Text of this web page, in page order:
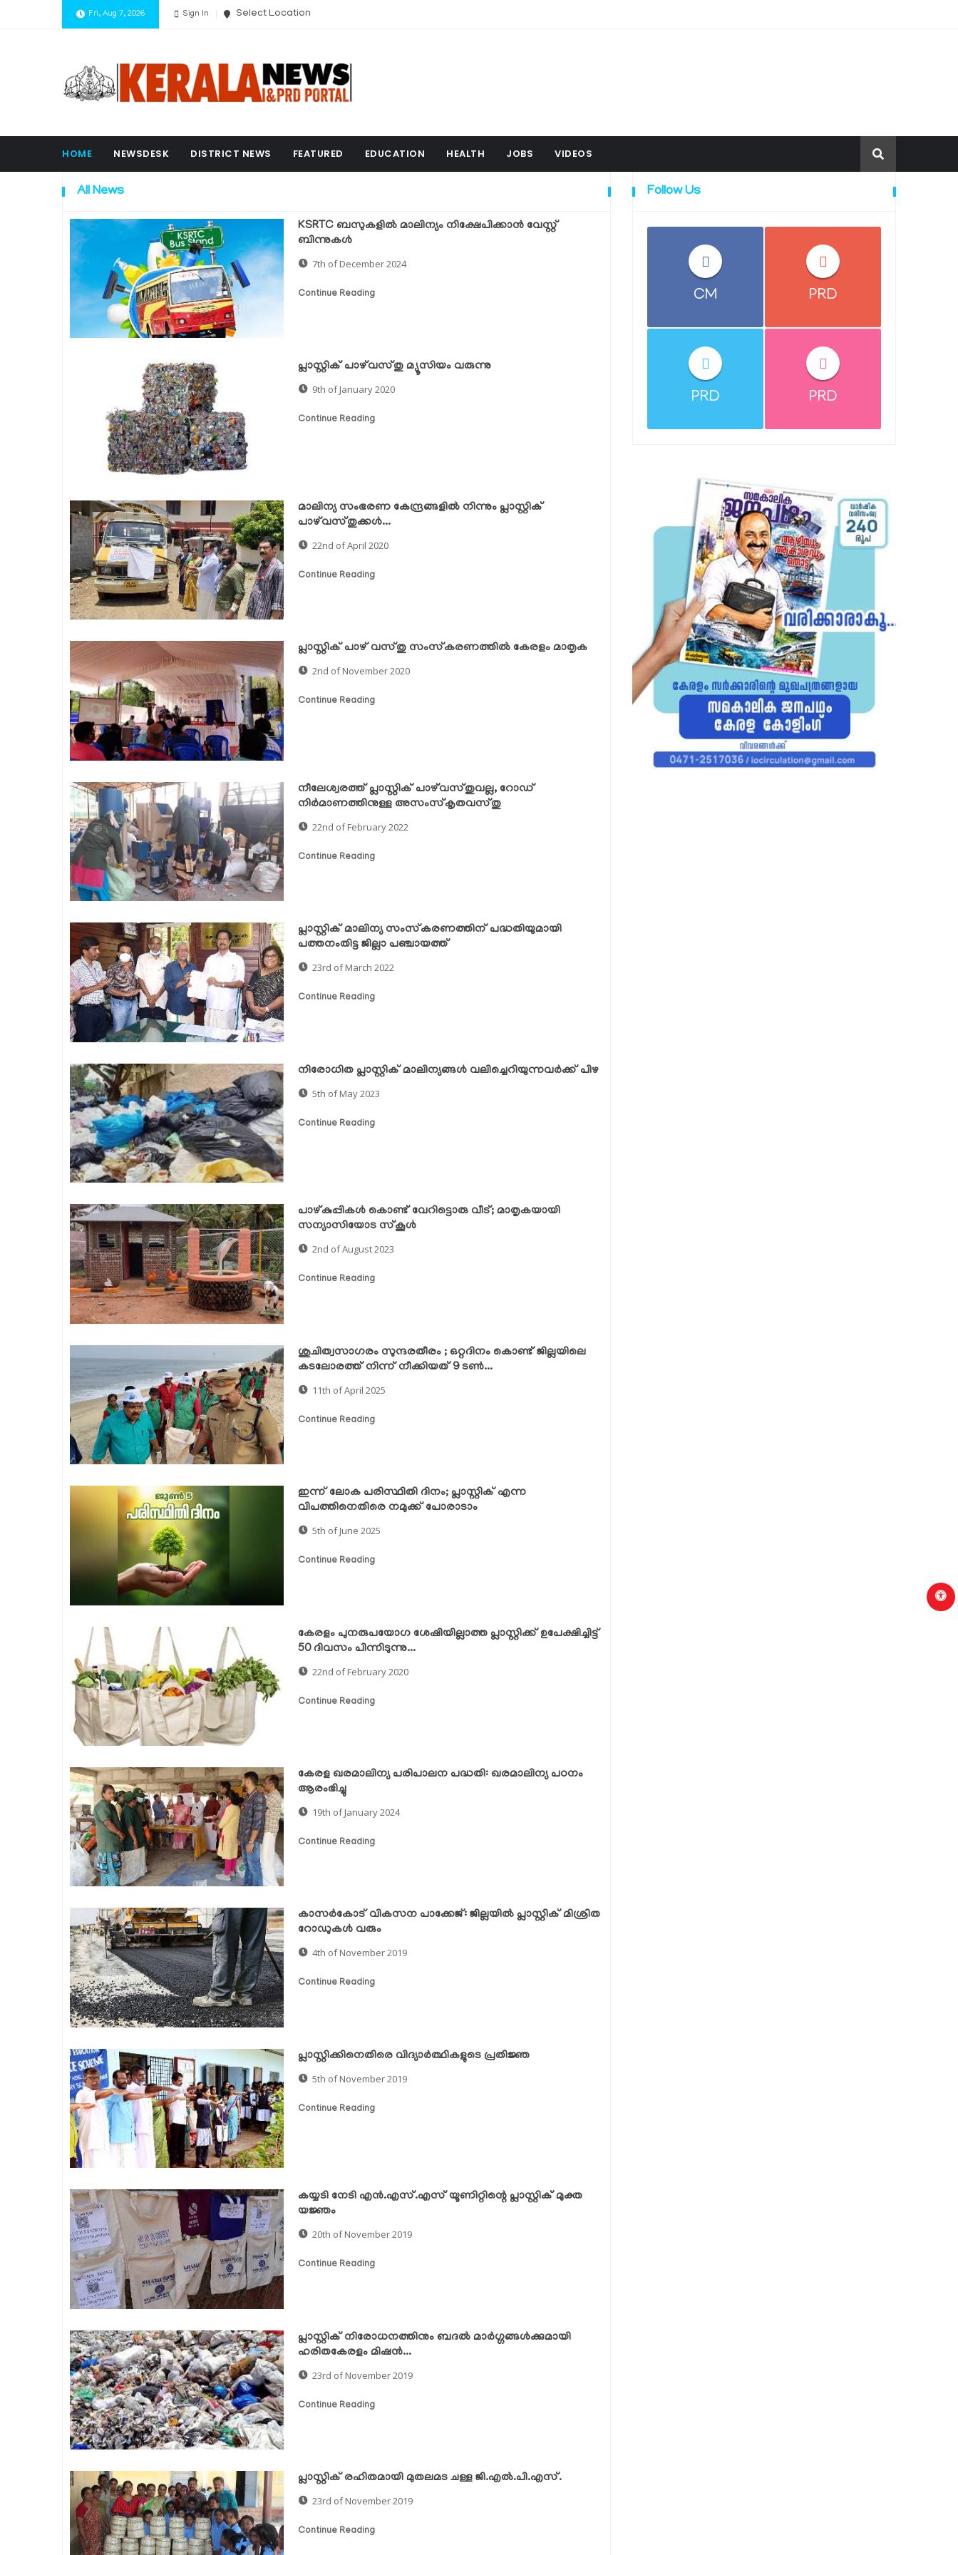
Fri, Aug 7, 2026 Sign In Select Location
HOME NEWSDESK DISTRICT NEWS FEATURED EDUCATION HEALTH JOBS VIDEOS
All News
KSRTC ബസുകളിൽ മാലിന്യം നിക്ഷേപിക്കാൻ വേസ്റ്റ്
ബിന്നുകൾ
7th of December 2024
Continue Reading
പ്ലാസ്റ്റിക് പാഴ്‌വസ്തു മ്യൂസിയം വരുന്നു
9th of January 2020
Continue Reading
മാലിന്യ സംഭരണ കേന്ദ്രങ്ങളില്‍ നിന്നും പ്ലാസ്റ്റിക്
പാഴ്‌വസ്തുക്കള്‍...
22nd of April 2020
Continue Reading
പ്ലാസ്റ്റിക് പാഴ് വസ്തു സംസ്‌കരണത്തില്‍ കേരളം മാതൃക
2nd of November 2020
Continue Reading
നീലേശ്വരത്ത് പ്ലാസ്റ്റിക് പാഴ്‌വസ്തുവല്ല, റോഡ്
നിര്‍മാണത്തിനുള്ള അസംസ്‌കൃതവസ്തു
22nd of February 2022
Continue Reading
പ്ലാസ്റ്റിക് മാലിന്യ സംസ്‌കരണത്തിന് പദ്ധതിയുമായി
പത്തനംതിട്ട ജില്ലാ പഞ്ചായത്ത്
23rd of March 2022
Continue Reading
നിരോധിത പ്ലാസ്റ്റിക് മാലിന്യങ്ങള്‍ വലിച്ചെറിയുന്നവര്‍ക്ക് പിഴ
5th of May 2023
Continue Reading
പാഴ്കുപ്പികള്‍ കൊണ്ട് വേറിട്ടൊരു വീട്; മാതൃകയായി
സന്യാസിയോട സ്‌കൂള്‍
2nd of August 2023
Continue Reading
ശുചിത്വസാഗരം സുന്ദരതീരം ; ഒറ്റദിനം കൊണ്ട് ജില്ലയിലെ
കടലോരത്ത് നിന്ന് നീക്കിയത് 9 ടൺ...
11th of April 2025
Continue Reading
ഇന്ന് ലോക പരിസ്ഥിതി ദിനം; പ്ലാസ്റ്റിക് എന്ന
വിപത്തിനെതിരെ നമുക്ക് പോരാടാം
5th of June 2025
Continue Reading
കേരളം പുനരുപയോഗ ശേഷിയില്ലാത്ത പ്ലാസ്റ്റിക്ക് ഉപേക്ഷിച്ചിട്ട്
50 ദിവസം പിന്നിടുന്നു...
22nd of February 2020
Continue Reading
കേരള ഖരമാലിന്യ പരിപാലന പദ്ധതി: ഖരമാലിന്യ പഠനം
ആരംഭിച്ചു
19th of January 2024
Continue Reading
കാസര്‍കോട് വികസന പാക്കേജ്: ജില്ലയില്‍ പ്ലാസ്റ്റിക് മിശ്രിത
റോഡുകള്‍ വരും
4th of November 2019
Continue Reading
പ്ലാസ്റ്റിക്കിനെതിരെ വിദ്യാര്‍ത്ഥികളുടെ പ്രതിജ്ഞ
5th of November 2019
Continue Reading
കയ്യടി നേടി എന്‍.എസ്.എസ് യൂണിറ്റിന്റെ പ്ലാസ്റ്റിക് മുക്ത
യജ്ഞം
20th of November 2019
Continue Reading
പ്ലാസ്റ്റിക് നിരോധനത്തിനും ബദല്‍ മാര്‍ഗ്ഗങ്ങള്‍ക്കുമായി
ഹരിതകേരളം മിഷന്‍...
23rd of November 2019
Continue Reading
പ്ലാസ്റ്റിക് രഹിതമായി മുതലമട ചള്ള ജി.എല്‍.പി.എസ്.
23rd of November 2019
Continue Reading
Follow Us
CM PRD
PRD PRD